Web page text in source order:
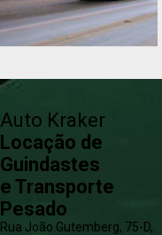
Auto Kraker
Locação de
Guindastes
e Transporte
Pesado
Rua João Gutemberg, 75-D,